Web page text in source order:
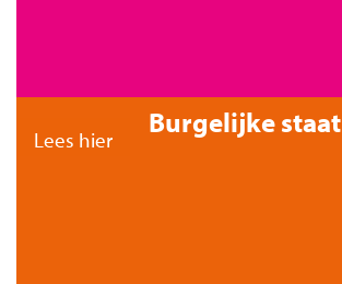
Burgelijke staat
Lees hier